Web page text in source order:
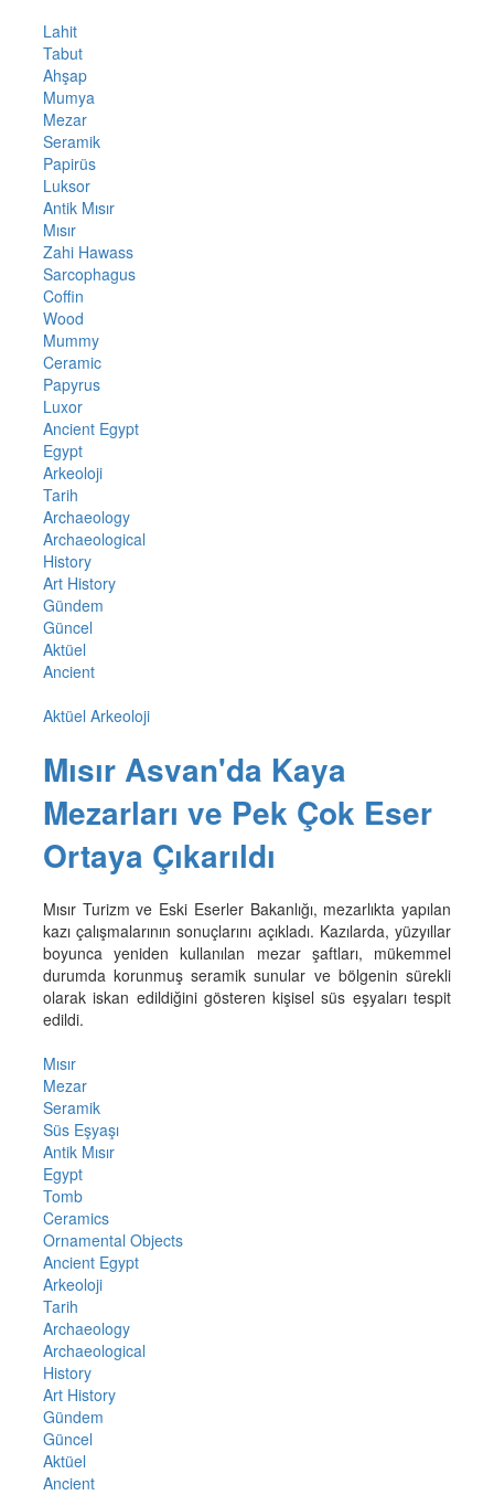
Lahit
Tabut
Ahşap
Mumya
Mezar
Seramik
Papirüs
Luksor
Antik Mısır
Mısır
Zahi Hawass
Sarcophagus
Coffin
Wood
Mummy
Ceramic
Papyrus
Luxor
Ancient Egypt
Egypt
Arkeoloji
Tarih
Archaeology
Archaeological
History
Art History
Gündem
Güncel
Aktüel
Ancient
Aktüel Arkeoloji
Mısır Asvan'da Kaya
Mezarları ve Pek Çok Eser
Ortaya Çıkarıldı
Mısır Turizm ve Eski Eserler Bakanlığı, mezarlıkta yapılan
kazı çalışmalarının sonuçlarını açıkladı. Kazılarda, yüzyıllar
boyunca yeniden kullanılan mezar şaftları, mükemmel
durumda korunmuş seramik sunular ve bölgenin sürekli
olarak iskan edildiğini gösteren kişisel süs eşyaları tespit
edildi.
Mısır
Mezar
Seramik
Süs Eşyaşı
Antik Mısır
Egypt
Tomb
Ceramics
Ornamental Objects
Ancient Egypt
Arkeoloji
Tarih
Archaeology
Archaeological
History
Art History
Gündem
Güncel
Aktüel
Ancient